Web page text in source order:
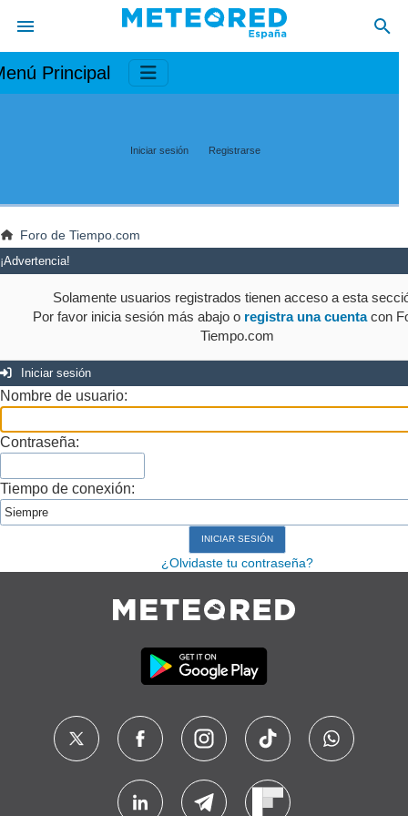
Principal
Iniciar sesión Registrarse
Foro de Tiempo.com
¡Advertencia!
Solamente usuarios registrados tienen acceso a esta
Por favor inicia sesión más abajo o registra una cuentacon
Tiempo.com
Iniciar sesión
Nombre de usuario:
Contraseña:
Tiempo de conexión:
¿Olvidaste tu contraseña?